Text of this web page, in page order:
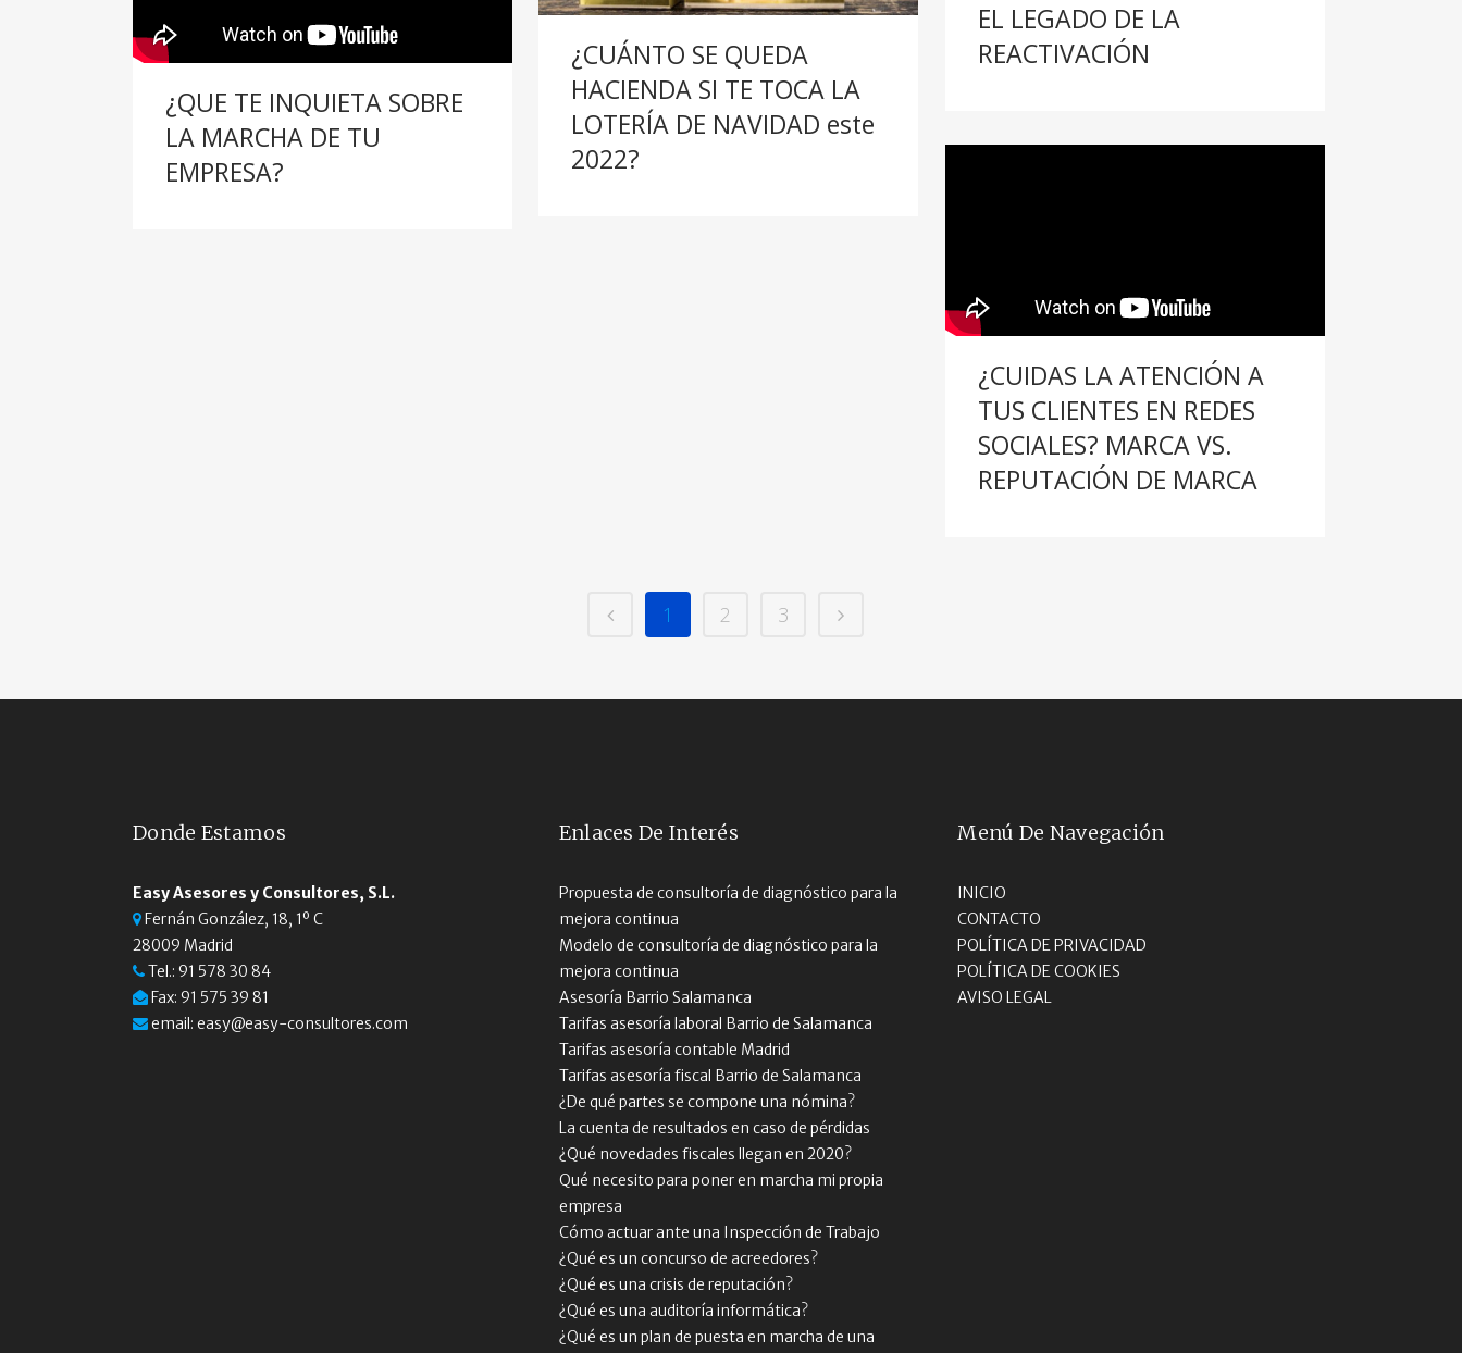
¿CUÁNTO SE QUEDA
HACIENDA SI TE TOCA LA
LOTERÍA DE NAVIDAD este
2022?
EL LEGADO DE LA
REACTIVACIÓN
¿QUE TE INQUIETA SOBRE
LA MARCHA DE TU
EMPRESA?
¿CUIDAS LA ATENCIÓN A
TUS CLIENTES EN REDES
SOCIALES? MARCA VS.
REPUTACIÓN DE MARCA
1 2 3
Donde Estamos
Easy Asesores y Consultores, S.L.
Fernán González, 18, 1º C
28009 Madrid
Tel.: 91 578 30 84
Fax: 91 575 39 81
email: easy@easy-consultores.com
Enlaces De Interés
Propuesta de consultoría de diagnóstico para la
mejora continua
Modelo de consultoría de diagnóstico para la
mejora continua
Asesoría Barrio Salamanca
Tarifas asesoría laboral Barrio de Salamanca
Tarifas asesoría contable Madrid
Tarifas asesoría fiscal Barrio de Salamanca
¿De qué partes se compone una nómina?
La cuenta de resultados en caso de pérdidas
¿Qué novedades fiscales llegan en 2020?
Qué necesito para poner en marcha mi propia
empresa
Cómo actuar ante una Inspección de Trabajo
¿Qué es un concurso de acreedores?
¿Qué es una crisis de reputación?
¿Qué es una auditoría informática?
¿Qué es un plan de puesta en marcha de una
Menú De Navegación
INICIO
CONTACTO
POLÍTICA DE PRIVACIDAD
POLÍTICA DE COOKIES
AVISO LEGAL